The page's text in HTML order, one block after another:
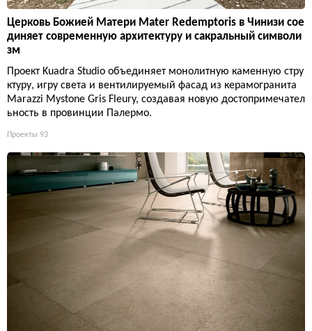
Церковь Божией Матери Mater Redemptoris в Чинизи сое
диняет современную архитектуру и сакральный символи
зм
Проект Kuadra Studio объединяет монолитную каменную стру
ктуру, игру света и вентилируемый фасад из керамогранита
Marazzi Mystone Gris Fleury, создавая новую достопримечател
ьность в провинции Палермо.
Проекты 93